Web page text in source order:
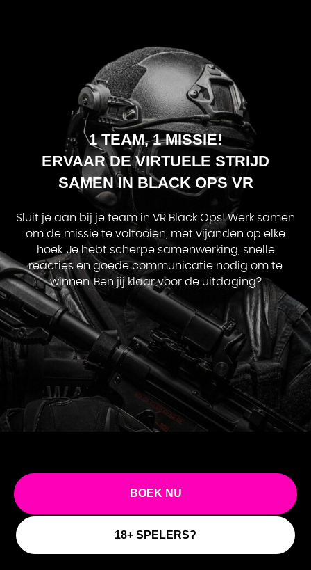
1 TEAM, 1 MISSIE!
ERVAAR DE VIRTUELE STRIJD
SAMEN IN BLACK OPS VR
Sluit je aan bij je team in VR Black Ops! Werk samen
om de missie te voltooien, met vijanden op elke
hoek. Je hebt scherpe samenwerking, snelle
reacties en goede communicatie nodig om te
winnen. Ben jij klaar voor de uitdaging?
BOEK NU
18+ SPELERS?